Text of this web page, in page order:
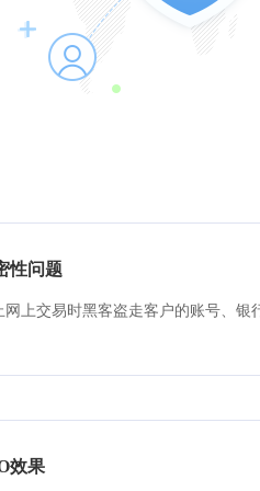
性问题
网上交易时黑客盗走客户的账号、银
效果